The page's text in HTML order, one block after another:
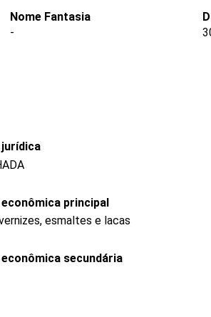
Nome Fantasia
-
principal
esmaltes e lacas
secundária